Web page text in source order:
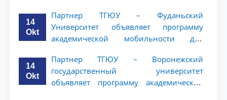
ТГЮУ
14
Okt
Партнер ТГЮУ – Фуданьский
Университет объявляет программу
академической мобильности для
14
Okt
Партнер ТГЮУ – Воронежский
государственный университет
объявляет программу академической